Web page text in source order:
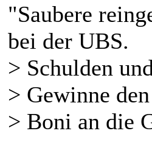
"Saubere
bei der UBS.
> Schulden
> Gewinne
> Boni an die